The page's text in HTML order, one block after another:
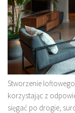
Stworzenie
korzystając z
sięgać po drogie,